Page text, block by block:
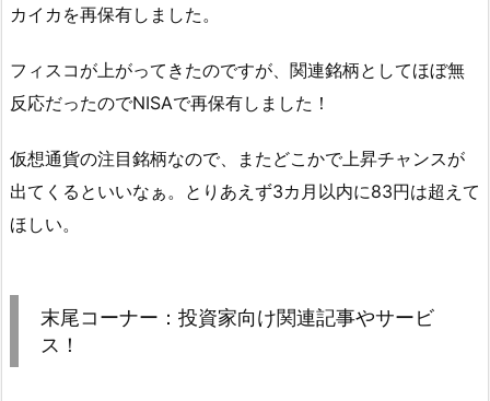
カイカを再保有しました。
フィスコが上がってきたのですが、関連銘柄としてほぼ無
反応だったのでNISAで再保有しました！
仮想通貨の注目銘柄なので、またどこかで上昇チャンスが
出てくるといいなぁ。とりあえず3カ月以内に83円は超えて
ほしい。
末尾コーナー：投資家向け関連記事やサービ
ス！